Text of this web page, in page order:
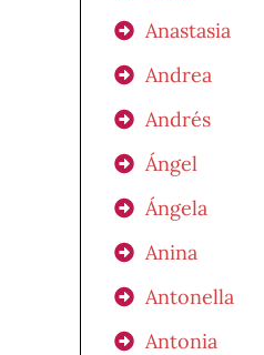
Anastasia
Andrea
Andrés
Ángel
Ángela
Anina
Antonella
Antonia